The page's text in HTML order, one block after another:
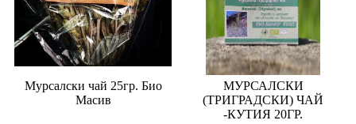
Мурсалски чай 25гр. Био
Масив
МУРСАЛСКИ
(ТРИГРАДСКИ) ЧАЙ
-КУТИЯ 20ГР.